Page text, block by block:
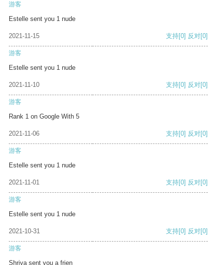
游客
Estelle sent you 1 nude
2021-11-15 支持[0] 反对[0]
游客
Estelle sent you 1 nude
2021-11-10 支持[0] 反对[0]
游客
Rank 1 on Google With 5
2021-11-06 支持[0] 反对[0]
游客
Estelle sent you 1 nude
2021-11-01 支持[0] 反对[0]
游客
Estelle sent you 1 nude
2021-10-31 支持[0] 反对[0]
游客
Shriya sent you a frien